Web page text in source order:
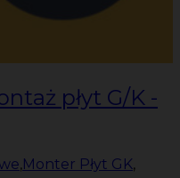
płyt G/K -
,Monter Płyt GK,